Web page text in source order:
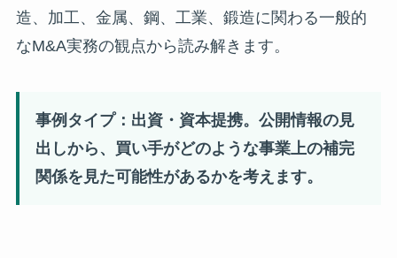
造、加工、金属、鋼、工業、鍛造に関わる一般的
なM&A実務の観点から読み解きます。
事例タイプ：出資・資本提携。公開情報の見
出しから、買い手がどのような事業上の補完
関係を見た可能性があるかを考えます。